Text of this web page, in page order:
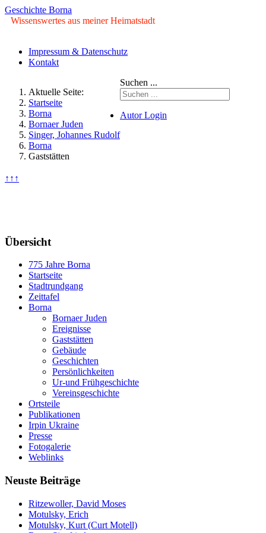
Geschichte Borna
Wissenswertes aus meiner Heimatstadt
Impressum & Datenschutz
Kontakt
Aktuelle Seite:
Startseite
Borna
Bornaer Juden
Singer, Johannes Rudolf
Borna
Gaststätten
Suchen ...
Autor Login
© Copyright ©2009 - 2026
↑↑↑
Übersicht
775 Jahre Borna
Startseite
Stadtrundgang
Zeittafel
Borna
Bornaer Juden
Ereignisse
Gaststätten
Gebäude
Geschichten
Persönlichkeiten
Ur-und Frühgeschichte
Vereinsgeschichte
Ortsteile
Publikationen
Irpin Ukraine
Presse
Fotogalerie
Weblinks
Neuste Beiträge
Ritzewoller, David Moses
Motulsky, Erich
Motulsky, Kurt (Curt Motell)